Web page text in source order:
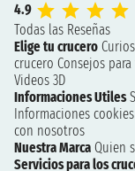
4.9
Todas las Reseñas
Elige tu crucero
crucero Consejos
Videos 3D
Informaciones Utiles
Informaciones cookies
con nosotros
Nuestra Marca Quien
Servicios para los